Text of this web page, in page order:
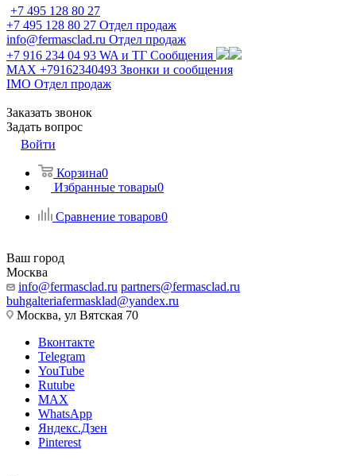
+7 495 128 80 27
+7 495 128 80 27 Отдел продаж
info@fermasclad.ru Отдел продаж
+7 916 234 04 93 WA и ТГ Сообщения
MAX +79162340493 Звонки и сообщения
IMO Отдел продаж
Заказать звонок
Задать вопрос
Войти
Корзина0
Избранные товары0
Сравнение товаров0
Ваш город
Москва
info@fermasclad.ru partners@fermasclad.ru
buhgalteriafermasklad@yandex.ru
Москва, ул Вятская 70
Вконтакте
Telegram
YouTube
Rutube
MAX
WhatsApp
Яндекс.Дзен
Pinterest